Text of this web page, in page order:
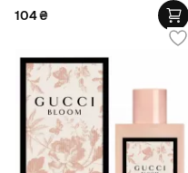
104₴